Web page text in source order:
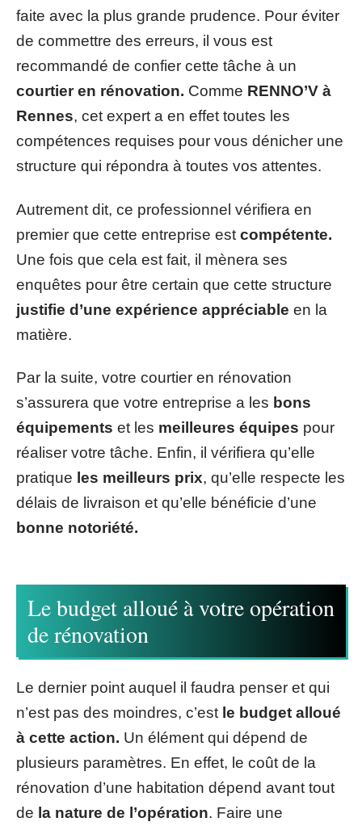
faite avec la plus grande prudence. Pour éviter
de commettre des erreurs, il vous est
recommandé de confier cette tâche à un
courtier en rénovation. Comme RENNO’V à
Rennes, cet expert a en effet toutes les
compétences requises pour vous dénicher une
structure qui répondra à toutes vos attentes.
Autrement dit, ce professionnel vérifiera en
premier que cette entreprise est compétente.
Une fois que cela est fait, il mènera ses
enquêtes pour être certain que cette structure
justifie d’une expérience appréciable en la
matière.
Par la suite, votre courtier en rénovation
s’assurera que votre entreprise a les bons
équipements et les meilleures équipes pour
réaliser votre tâche. Enfin, il vérifiera qu’elle
pratique les meilleurs prix, qu’elle respecte les
délais de livraison et qu’elle bénéficie d’une
bonne notoriété.
Le budget alloué à votre opération
de rénovation
Le dernier point auquel il faudra penser et qui
n’est pas des moindres, c’est le budget alloué
à cette action. Un élément qui dépend de
plusieurs paramètres. En effet, le coût de la
rénovation d’une habitation dépend avant tout
de la nature de l’opération. Faire une